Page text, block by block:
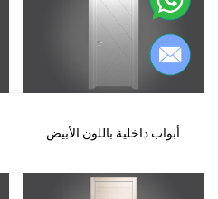
أبواب داخلية باللون الأبيض